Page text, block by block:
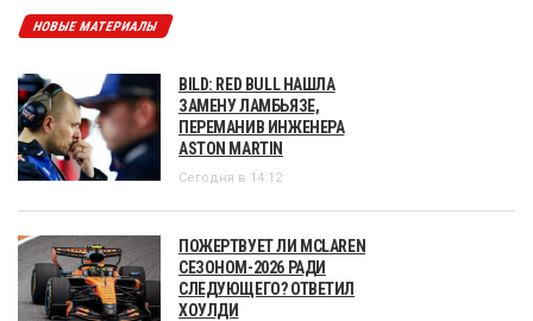
НОВЫЕ МАТЕРИАЛЫ
BILD: RED BULL НАШЛА
ЗАМЕНУ ЛАМБЬЯЗЕ,
ПЕРЕМАНИВ ИНЖЕНЕРА
ASTON MARTIN
Сегодня в 14:12
ПОЖЕРТВУЕТ ЛИ MCLAREN
СЕЗОНОМ-2026 РАДИ
СЛЕДУЮЩЕГО? ОТВЕТИЛ
ХОУЛДИ